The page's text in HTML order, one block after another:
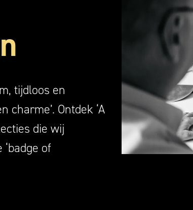
tijdloos en
Ontdek ‘A
die wij
of